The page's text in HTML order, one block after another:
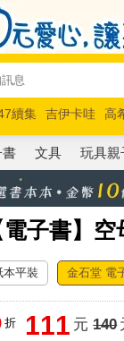
續集 吉伊卡哇 高
員5 超慢跑
書 文具 玩具親
電子書】空
本平裝 金石堂 電
折 111 元 140